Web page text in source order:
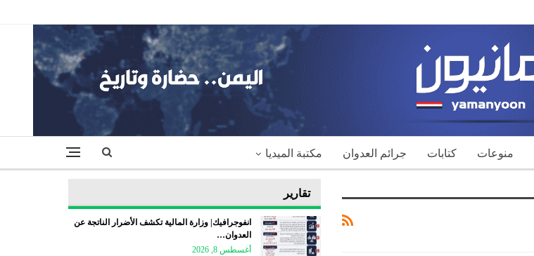
منوعات كتابات جرائم العدوان مكتبة الميديا
تقارير
انفوجرافيك| وزارة المالية تكشف الأضرار الناتجة عن
العدوان…
أغسطس 8, 2026